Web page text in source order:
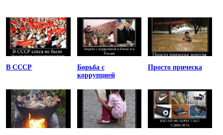
В СССР
Борьба с
коррупцией
Просто прическа